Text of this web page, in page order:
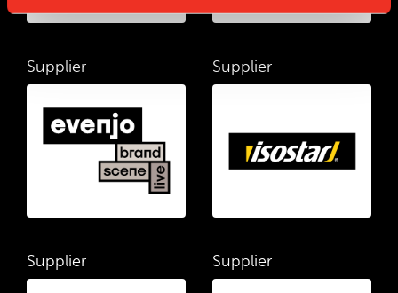
Supplier Supplier
Supplier Supplier